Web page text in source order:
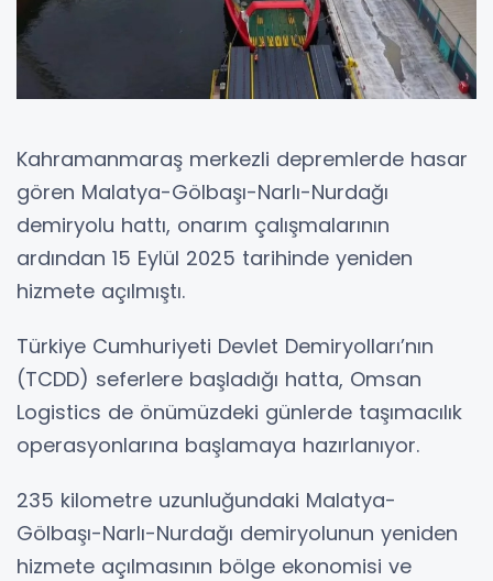
Kahramanmaraş merkezli depremlerde hasar
gören Malatya-Gölbaşı-Narlı-Nurdağı
demiryolu hattı, onarım çalışmalarının
ardından 15 Eylül 2025 tarihinde yeniden
hizmete açılmıştı.
Türkiye Cumhuriyeti Devlet Demiryolları’nın
(TCDD) seferlere başladığı hatta, Omsan
Logistics de önümüzdeki günlerde taşımacılık
operasyonlarına başlamaya hazırlanıyor.
235 kilometre uzunluğundaki Malatya-
Gölbaşı-Narlı-Nurdağı demiryolunun yeniden
hizmete açılmasının bölge ekonomisi ve